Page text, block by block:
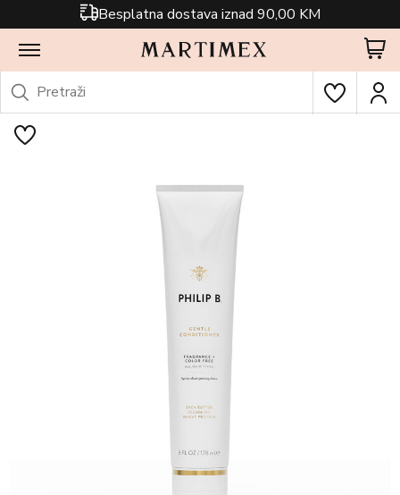
Besplatna dostava iznad 90,00 KM